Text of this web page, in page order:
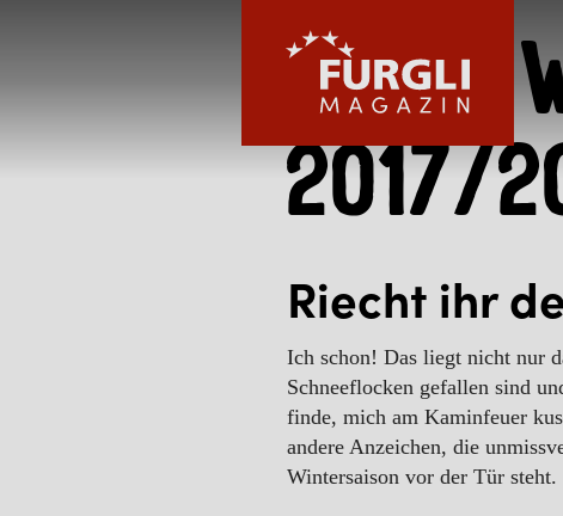
FURGLI HOTELS
KINDER
SOMMER
News
2017/
Riecht ihr
Ich schon! Das liegt nicht nur
Schneeflocken gefallen sind
finde, mich am Kaminfeuer
andere Anzeichen, die
Wintersaison vor der Tür steht.